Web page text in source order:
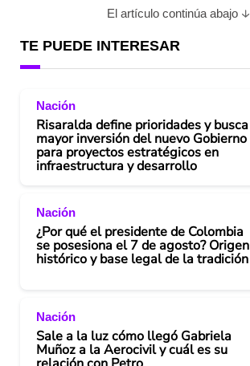
El artículo continúa abajo
TE PUEDE INTERESAR
Nación
Risaralda define prioridades y busca
mayor inversión del nuevo Gobierno
para proyectos estratégicos en
infraestructura y desarrollo
Nación
¿Por qué el presidente de Colombia
se posesiona el 7 de agosto? Origen
histórico y base legal de la tradición
Nación
Sale a la luz cómo llegó Gabriela
Muñoz a la Aerocivil y cuál es su